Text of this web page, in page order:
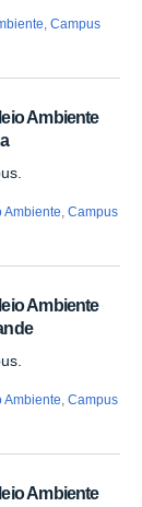
,Campus
Ambiente
Ambiente ,Campus
Ambiente
Ambiente ,Campus
Ambiente